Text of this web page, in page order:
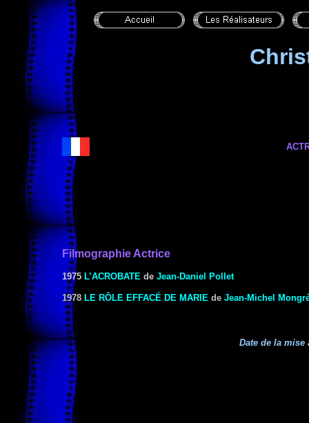
Filmographie Actrice
1975 L’ACROBATE de Jean-Daniel Pollet
1978 LE RÔLE EFFACÉ DE MARIE de Jean-Michel
Date de la